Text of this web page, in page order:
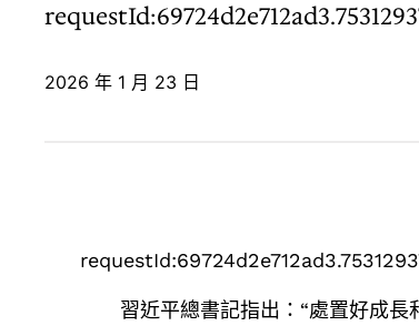
2026 年 1 月 23 日
習近平總書記指出：“處置好成